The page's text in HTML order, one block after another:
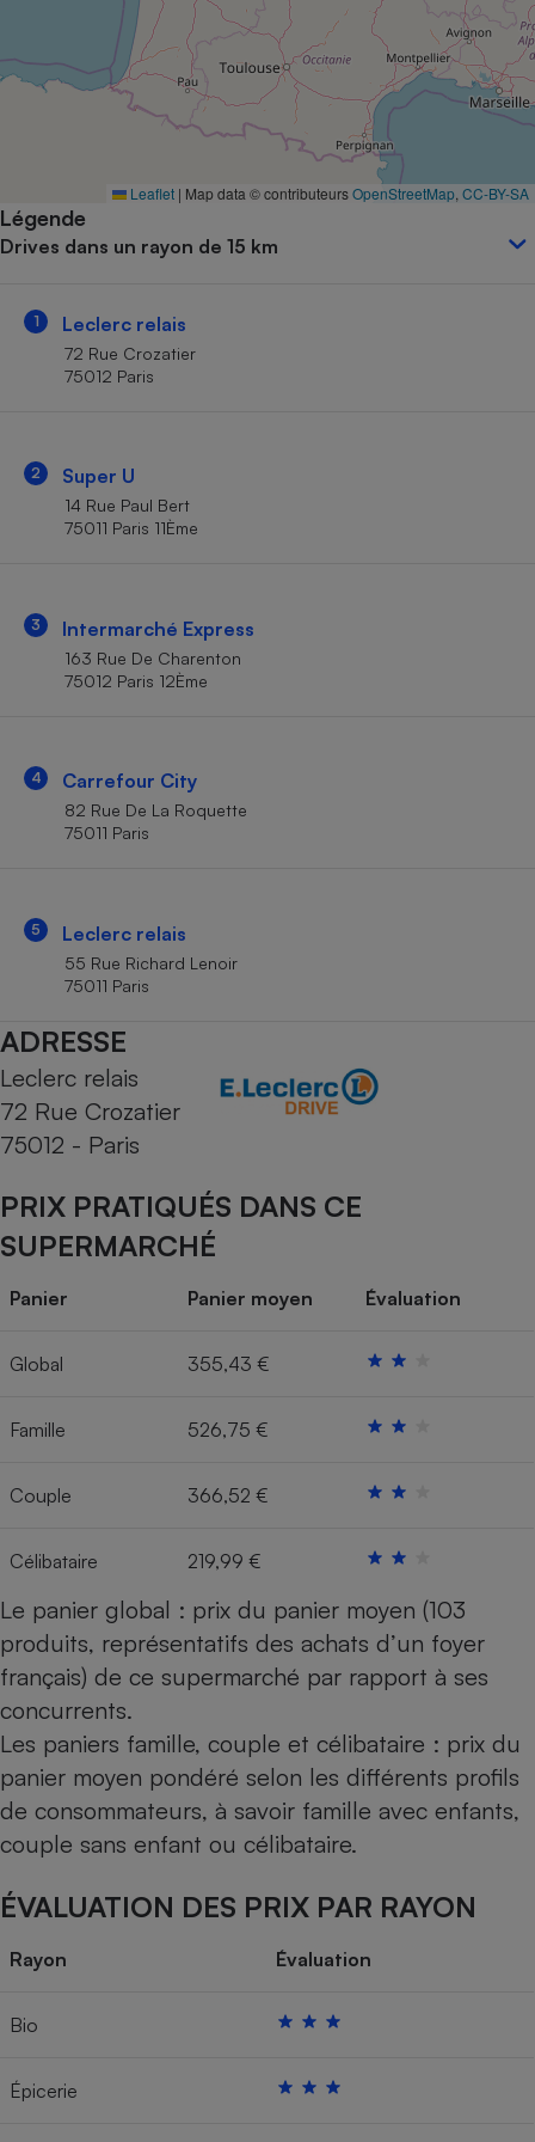
Leaflet | Map data © contributeursOpenStreetMap CC-BY-SA
Légende
Drives dans un rayon de 15 km
1 Leclerc relais
72 Rue Crozatier
75012 Paris
2 Super U
14 Rue Paul Bert
75011 Paris 11Ème
3 Intermarché Express
163 Rue De Charenton
75012 Paris 12Ème
4 Carrefour City
82 Rue De La Roquette
75011 Paris
5 Leclerc relais
55 Rue Richard Lenoir
75011 Paris
ADRESSE
Leclerc relais
72 Rue Crozatier
75012 - Paris
PRIX PRATIQUÉS DANS CE
SUPERMARCHÉ
Panier Panier moyen Évaluation
Global 355,43 €
Famille 526,75 €
Couple 366,52 €
Célibataire 219,99 €
Le panier global : prix du panier moyen (103
produits, représentatifs des achats d’un foyer
français) de ce supermarché par rapport à ses
concurrents.
Les paniers famille, couple et célibataire : prix du
panier moyen pondéré selon les différents profils
de consommateurs, à savoir famille avec enfants,
couple sans enfant ou célibataire.
ÉVALUATION DES PRIX PAR RAYON
Rayon Évaluation
Bio
Épicerie
Complément
alimentaire
Assurance emprunteur
Petit électroménager -
Cafetière à expressos
Robot ménager
Mutuelle